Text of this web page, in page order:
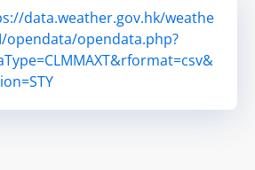
data.weather.gov.hk/weathe
opendata/opendata.php?